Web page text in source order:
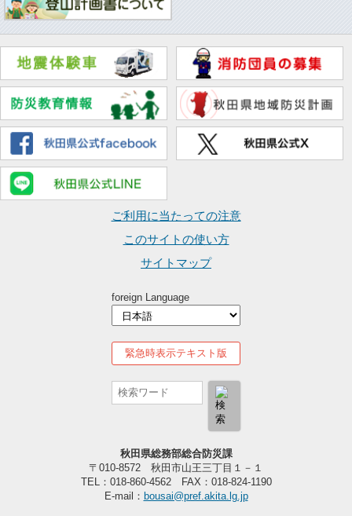
ご利用に当たっての注意
このサイトの使い方
サイトマップ
foreign Language
緊急時表示テキスト版
秋田県総務部総合防災課
〒010-8572 秋田市山王三丁目１－１
TEL：018-860-4562 FAX：018-824-1190
E-mail： bousai@pref.akita.lg.jp